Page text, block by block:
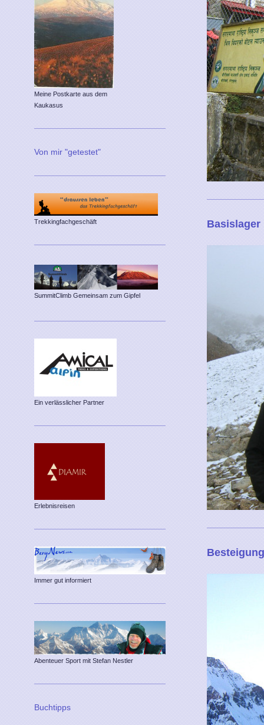
Basislager
Meine Postkarte aus dem
Kaukasus
Von mir "getestet"
Trekkingfachgeschäft
SummitClimb Gemeinsam zum Gipfel
Ein verlässlicher Partner
Erlebnisreisen
Immer gut informiert
Abenteuer Sport mit Stefan Nestler
Buchtipps